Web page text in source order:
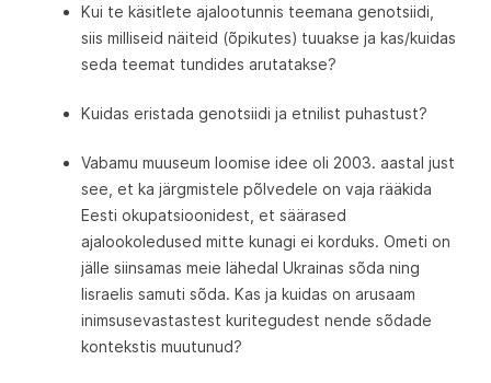
Kui te käsitlete ajalootunnis teemana genotsiidi,
siis milliseid näiteid (õpikutes) tuuakse ja kas/kuidas
seda teemat tundides arutatakse?
Kuidas eristada genotsiidi ja etnilist puhastust?
Vabamu muuseum loomise idee oli 2003. aastal just
see, et ka järgmistele põlvedele on vaja rääkida
Eesti okupatsioonidest, et säärased
ajalookoledused mitte kunagi ei korduks. Ometi on
jälle siinsamas meie lähedal Ukrainas sõda ning
Iisraelis samuti sõda. Kas ja kuidas on arusaam
inimsusevastastest kuritegudest nende sõdade
kontekstis muutunud?